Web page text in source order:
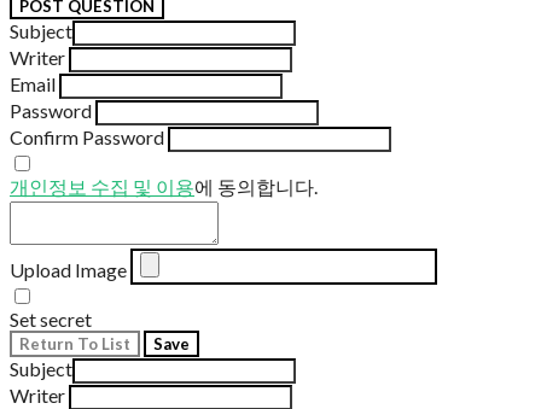
POST QUESTION
Subject
Writer
Email
Password
Confirm Password
개인정보 수집 및 이용에 동의합니다.
Upload Image
Set secret
Return To List Save
Subject
Writer